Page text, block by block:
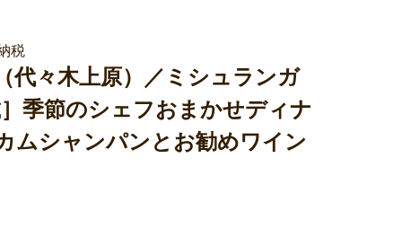
税
々木上原）／ミシュランガ
季節のシェフおまかせディナ
ムシャンパンとお勧めワイン